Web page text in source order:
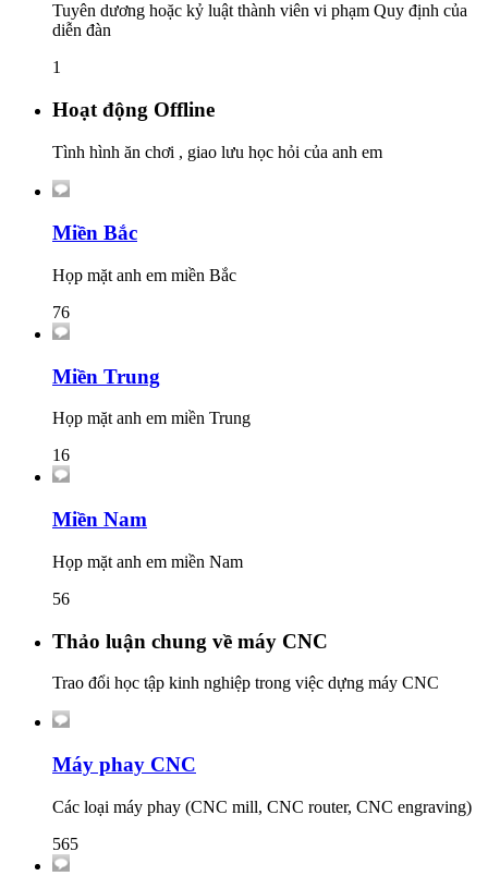
Tuyên dương hoặc kỷ luật thành viên vi phạm Quy định của
diễn đàn
1
Hoạt động Offline
Tình hình ăn chơi , giao lưu học hỏi của anh em
Miền Bắc
Họp mặt anh em miền Bắc
76
Miền Trung
Họp mặt anh em miền Trung
16
Miền Nam
Họp mặt anh em miền Nam
56
Thảo luận chung về máy CNC
Trao đổi học tập kinh nghiệp trong việc dựng máy CNC
Máy phay CNC
Các loại máy phay (CNC mill, CNC router, CNC engraving)
565